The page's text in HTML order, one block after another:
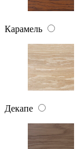
Карамель
Декапе